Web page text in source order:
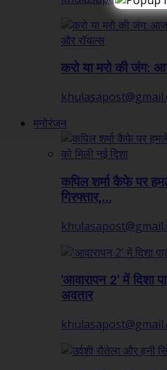
करो या मरो की जंग:
मनोरंजन
कपिल शर्मा कैफे पर
गिरफ्तार,...
'आवारापन 2' में दिशा
अवतार